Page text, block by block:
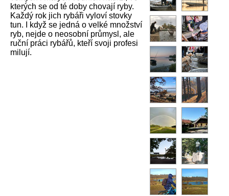
kterých se od té doby chovají ryby.
Každý rok jich rybáři vyloví stovky
tun. I když se jedná o velké množství
ryb, nejde o neosobní průmysl, ale
ruční práci rybářů, kteří svoji profesi
milují.